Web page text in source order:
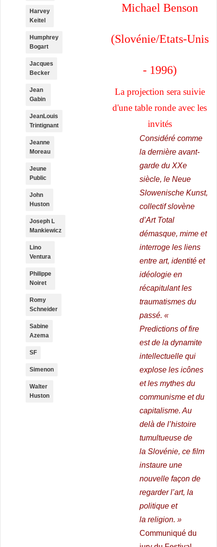
Michael Benson
(Slovénie/Etats-Unis
- 1996)
La projection sera suivie
d'une table ronde avec les
invités
Considéré comme
la dernière avant-
garde du XXe
siècle, le Neue
Slowenische Kunst,
collectif slovène
d’Art Total
démasque, mime et
interroge les liens
entre art, identité et
idéologie en
récapitulant les
traumatismes du
passé. «
Predictions of fire
est de la dynamite
intellectuelle qui
explose les icônes
et les mythes du
communisme et du
capitalisme. Au
delà de l’histoire
tumultueuse de
la Slovénie, ce film
instaure une
nouvelle façon de
regarder l’art, la
politique et
la religion. »
Communiqué du
Harvey
Keitel
Humphrey
Bogart
Jacques
Becker
Jean
Gabin
JeanLouis
Trintignant
Jeanne
Moreau
Jeune
Public
John
Huston
Joseph L
Mankiewicz
Lino
Ventura
Philippe
Noiret
Romy
Schneider
Sabine
Azema
SF
Simenon
Walter
Huston